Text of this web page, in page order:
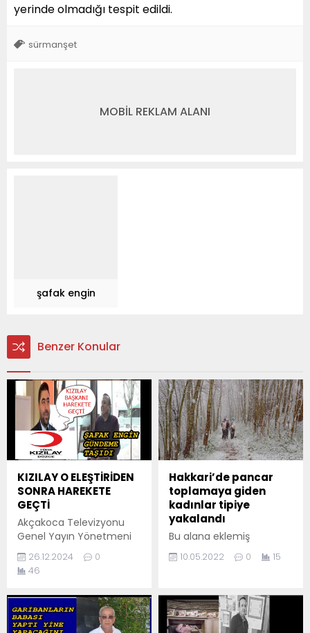
yerinde olmadığı tespit edildi.
sürmanşet
MOBİL REKLAM ALANI
şafak engin
Benzer Konular
KIZILAY O ELEŞTİRİDEN
SONRA HAREKETE
GEÇTİ
Akçakoca Televizyonu
Genel Yayın Yönetmeni
ve yorumcu Şafak Engin,
geçtiğimiz günlerde
Düzce Kızılay İl Başkanını
eleştirmişti. ŞAFA ENGİN
KIZILAY’A YARDIMLAR
KONUSUNDA ELEŞTİRMİŞTİ
26.12.2024
0
46
Hakkari’de pancar
toplamaya giden
kadınlar tipiye
yakalandı
Bu alana eklemiş
olduğunuz haberle ilgili
kısa bir özet bilgisi
yazı düzenleme
sayfasında "Özet"
bölümünden eklenebilir.
10.05.2022 0 15